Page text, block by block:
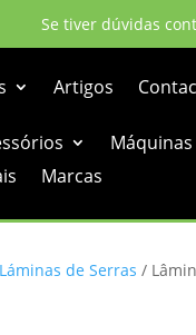
Se tiver dúvidas
Artigos
Marcas
Láminas de Serras /